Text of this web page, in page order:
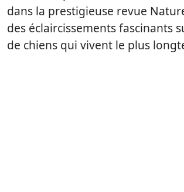
dans la prestigieuse revue
des éclaircissements fascinants
de chiens qui vivent le plus